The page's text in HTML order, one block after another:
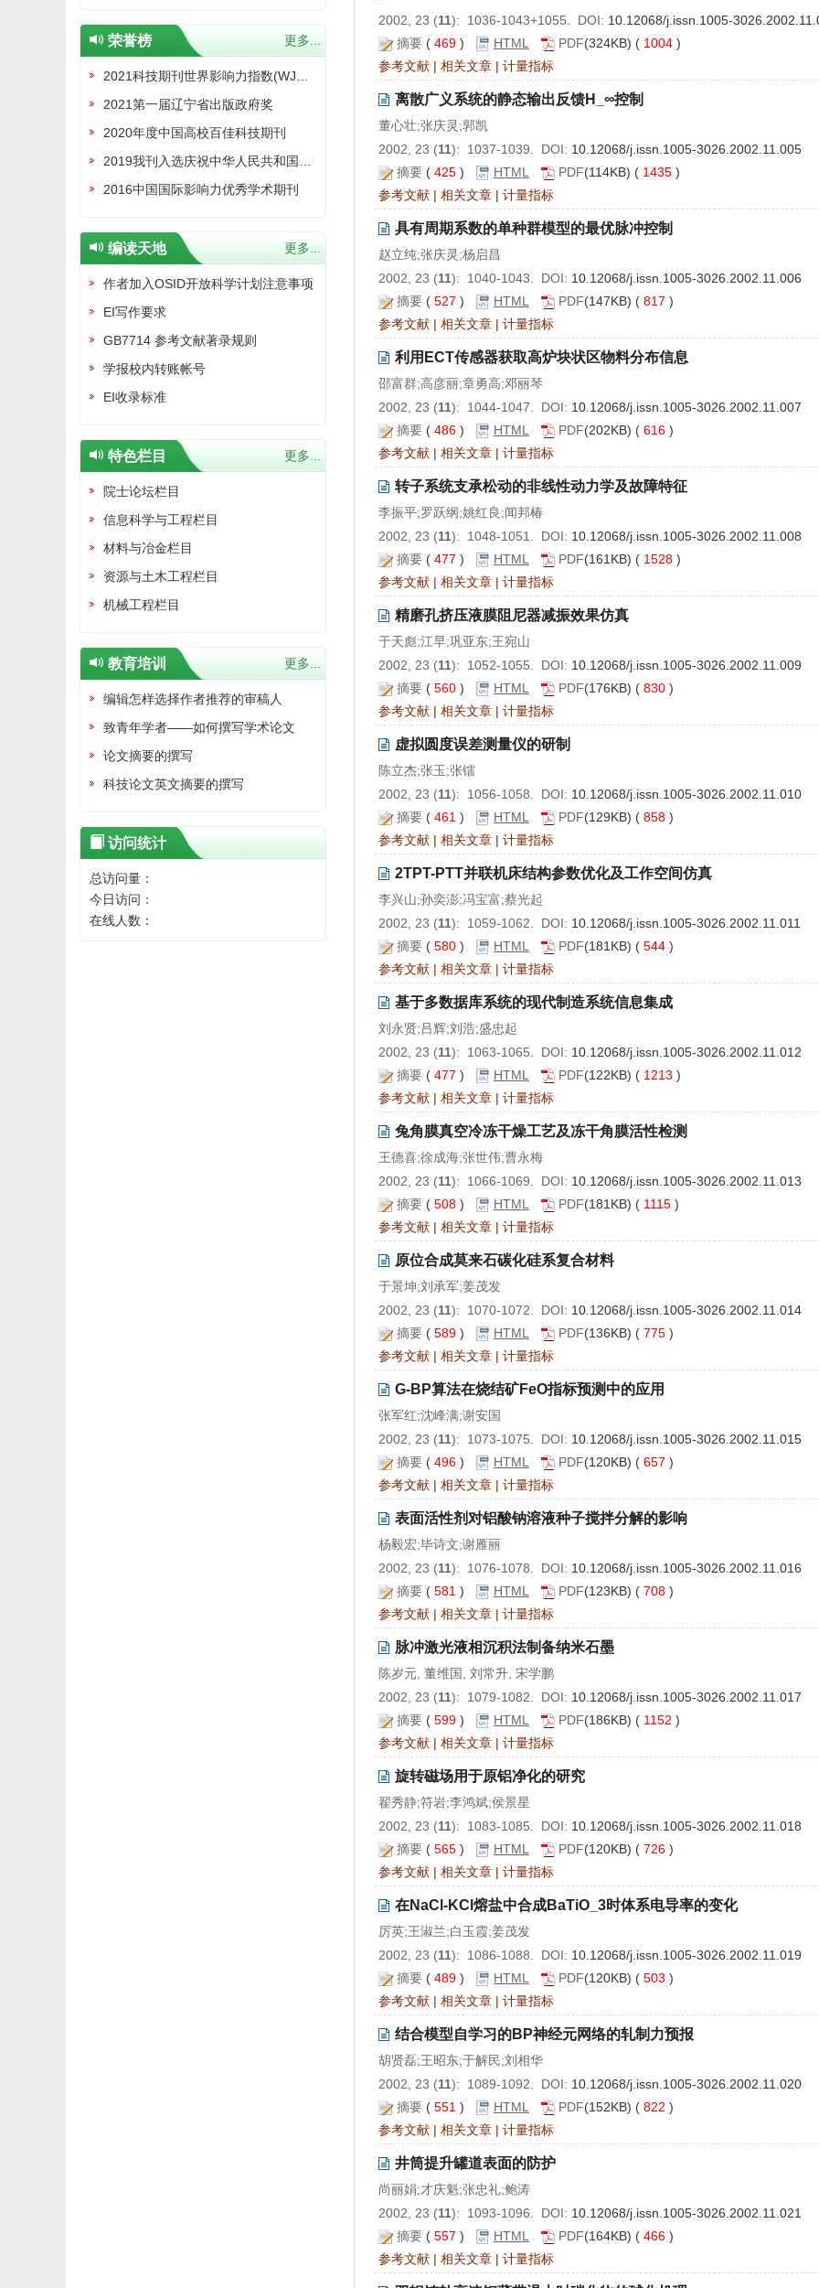
2002, 23 (11): 1036-1043+1055. DOI: 10.12068/j.issn.1005-
摘要 ( 469 ) HTML PDF(324KB) ( 1004 )
参考文献 | 相关文章 | 计量指标
离散广义系统的静态输出反馈H_∞控制
董心壮;张庆灵;郭凯
2002, 23 (11): 1037-1039. DOI: 10.12068/j.issn.1005-3026.2002.11.005
摘要 ( 425 ) HTML PDF(114KB) ( 1435 )
参考文献 | 相关文章 | 计量指标
具有周期系数的单种群模型的最优脉冲控制
赵立纯;张庆灵;杨启昌
2002, 23 (11): 1040-1043. DOI: 10.12068/j.issn.1005-3026.2002.11.006
摘要 ( 527 ) HTML PDF(147KB) ( 817 )
参考文献 | 相关文章 | 计量指标
利用ECT传感器获取高炉块状区物料分布信息
邵富群;高彦丽;章勇高;邓丽琴
2002, 23 (11): 1044-1047. DOI: 10.12068/j.issn.1005-3026.2002.11.007
摘要 ( 486 ) HTML PDF(202KB) ( 616 )
参考文献 | 相关文章 | 计量指标
转子系统支承松动的非线性动力学及故障特征
李振平;罗跃纲;姚红良;闻邦椿
2002, 23 (11): 1048-1051. DOI: 10.12068/j.issn.1005-3026.2002.11.008
摘要 ( 477 ) HTML PDF(161KB) ( 1528 )
参考文献 | 相关文章 | 计量指标
精磨孔挤压液膜阻尼器减振效果仿真
于天彪;江早;巩亚东;王宛山
2002, 23 (11): 1052-1055. DOI: 10.12068/j.issn.1005-3026.2002.11.009
摘要 ( 560 ) HTML PDF(176KB) ( 830 )
参考文献 | 相关文章 | 计量指标
虚拟圆度误差测量仪的研制
陈立杰;张玉;张镭
2002, 23 (11): 1056-1058. DOI: 10.12068/j.issn.1005-3026.2002.11.010
摘要 ( 461 ) HTML PDF(129KB) ( 858 )
参考文献 | 相关文章 | 计量指标
2TPT-PTT并联机床结构参数优化及工作空间仿真
李兴山;孙奕澎;冯宝富;蔡光起
2002, 23 (11): 1059-1062. DOI: 10.12068/j.issn.1005-3026.2002.11.011
摘要 ( 580 ) HTML PDF(181KB) ( 544 )
参考文献 | 相关文章 | 计量指标
基于多数据库系统的现代制造系统信息集成
刘永贤;吕辉;刘浩;盛忠起
2002, 23 (11): 1063-1065. DOI: 10.12068/j.issn.1005-3026.2002.11.012
摘要 ( 477 ) HTML PDF(122KB) ( 1213 )
参考文献 | 相关文章 | 计量指标
兔角膜真空冷冻干燥工艺及冻干角膜活性检测
王德喜;徐成海;张世伟;曹永梅
2002, 23 (11): 1066-1069. DOI: 10.12068/j.issn.1005-3026.2002.11.013
摘要 ( 508 ) HTML PDF(181KB) ( 1115 )
参考文献 | 相关文章 | 计量指标
原位合成莫来石碳化硅系复合材料
于景坤;刘承军;姜茂发
2002, 23 (11): 1070-1072. DOI: 10.12068/j.issn.1005-3026.2002.11.014
摘要 ( 589 ) HTML PDF(136KB) ( 775 )
参考文献 | 相关文章 | 计量指标
G-BP算法在烧结矿FeO指标预测中的应用
张军红;沈峰满;谢安国
2002, 23 (11): 1073-1075. DOI: 10.12068/j.issn.1005-3026.2002.11.015
摘要 ( 496 ) HTML PDF(120KB) ( 657 )
参考文献 | 相关文章 | 计量指标
表面活性剂对铝酸钠溶液种子搅拌分解的影响
杨毅宏;毕诗文;谢雁丽
2002, 23 (11): 1076-1078. DOI: 10.12068/j.issn.1005-3026.2002.11.016
摘要 ( 581 ) HTML PDF(123KB) ( 708 )
参考文献 | 相关文章 | 计量指标
脉冲激光液相沉积法制备纳米石墨
陈岁元, 董维国, 刘常升, 宋学鹏
2002, 23 (11): 1079-1082. DOI: 10.12068/j.issn.1005-3026.2002.11.017
摘要 ( 599 ) HTML PDF(186KB) ( 1152 )
参考文献 | 相关文章 | 计量指标
旋转磁场用于原铝净化的研究
翟秀静;符岩;李鸿斌;侯景星
2002, 23 (11): 1083-1085. DOI: 10.12068/j.issn.1005-3026.2002.11.018
摘要 ( 565 ) HTML PDF(120KB) ( 726 )
参考文献 | 相关文章 | 计量指标
在NaCl-KCl熔盐中合成BaTiO_3时体系电导率的变化
厉英;王淑兰;白玉霞;姜茂发
2002, 23 (11): 1086-1088. DOI: 10.12068/j.issn.1005-3026.2002.11.019
摘要 ( 489 ) HTML PDF(120KB) ( 503 )
参考文献 | 相关文章 | 计量指标
结合模型自学习的BP神经元网络的轧制力预报
胡贤磊;王昭东;于解民;刘相华
2002, 23 (11): 1089-1092. DOI: 10.12068/j.issn.1005-3026.2002.11.020
摘要 ( 551 ) HTML PDF(152KB) ( 822 )
参考文献 | 相关文章 | 计量指标
井筒提升罐道表面的防护
尚丽娟;才庆魁;张忠礼;鲍涛
2002, 23 (11): 1093-1096. DOI: 10.12068/j.issn.1005-3026.2002.11.021
摘要 ( 557 ) HTML PDF(164KB) ( 466 )
参考文献 | 相关文章 | 计量指标
荣誉榜 更多...
2021第一届辽宁省出版政府奖
2020年度中国高校百佳科技期刊
2016中国国际影响力优秀学术期刊
编读天地 更多...
作者加入OSID开放科学计划注意事项
EI写作要求
GB7714 参考文献著录规则
学报校内转账帐号
EI收录标准
特色栏目 更多...
院士论坛栏目
信息科学与工程栏目
材料与冶金栏目
资源与土木工程栏目
机械工程栏目
教育培训 更多...
编辑怎样选择作者推荐的审稿人
致青年学者——如何撰写学术论文
论文摘要的撰写
科技论文英文摘要的撰写
访问统计
总访问量：
今日访问：
在线人数：